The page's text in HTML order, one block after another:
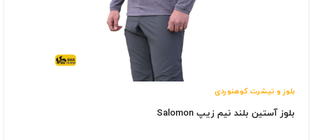
بلوز و تیشرت کوهنوردی
بلوز آستین بلند نیم زیپ Salomon